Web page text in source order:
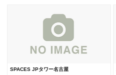
SPACES JPタワー名古屋